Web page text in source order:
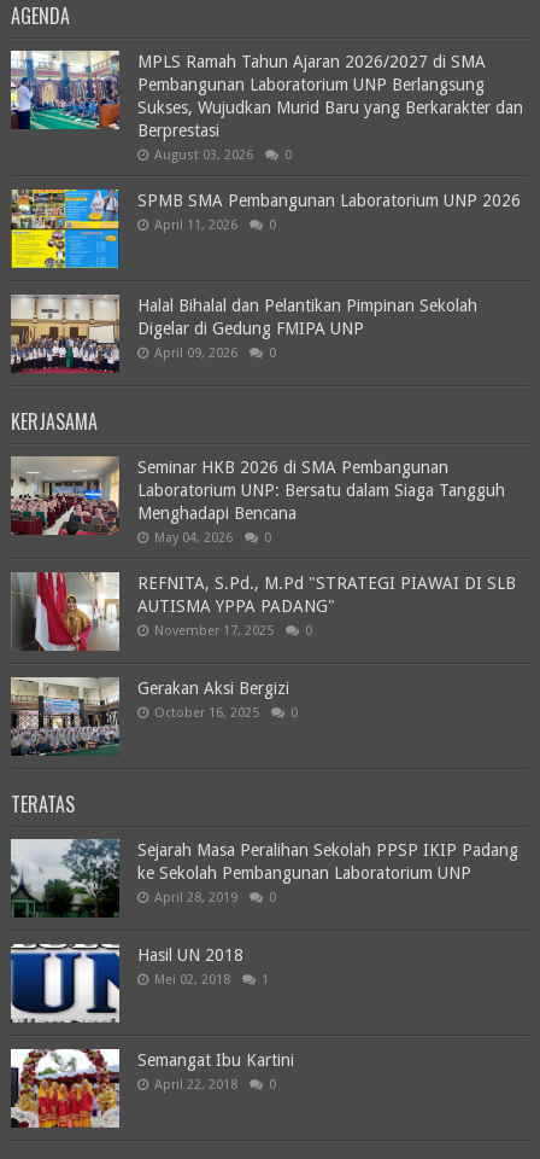
AGENDA
MPLS Ramah Tahun Ajaran 2026/2027 di SMA
Pembangunan Laboratorium UNP Berlangsung
Sukses, Wujudkan Murid Baru yang Berkarakter dan
Berprestasi
August 03, 2026 0
SPMB SMA Pembangunan Laboratorium UNP 2026
April 11, 2026 0
Halal Bihalal dan Pelantikan Pimpinan Sekolah
Digelar di Gedung FMIPA UNP
April 09, 2026 0
KERJASAMA
Seminar HKB 2026 di SMA Pembangunan
Laboratorium UNP: Bersatu dalam Siaga Tangguh
Menghadapi Bencana
May 04, 2026 0
REFNITA, S.Pd., M.Pd "STRATEGI PIAWAI DI SLB
AUTISMA YPPA PADANG"
November 17, 2025 0
Gerakan Aksi Bergizi
October 16, 2025 0
TERATAS
Sejarah Masa Peralihan Sekolah PPSP IKIP Padang
ke Sekolah Pembangunan Laboratorium UNP
April 28, 2019 0
Hasil UN 2018
Mei 02, 2018 1
Semangat Ibu Kartini
April 22, 2018 0